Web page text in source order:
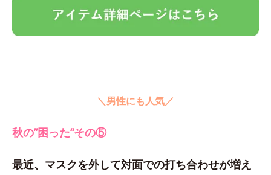
＼男性にも人気／
秋の”困った“その⑤
最近、マスクを外して対面での打ち合わせが増え